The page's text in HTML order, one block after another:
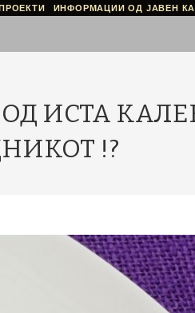
ИНФОРМАЦИИ ОД ЈАВЕН
ИСТА
!?